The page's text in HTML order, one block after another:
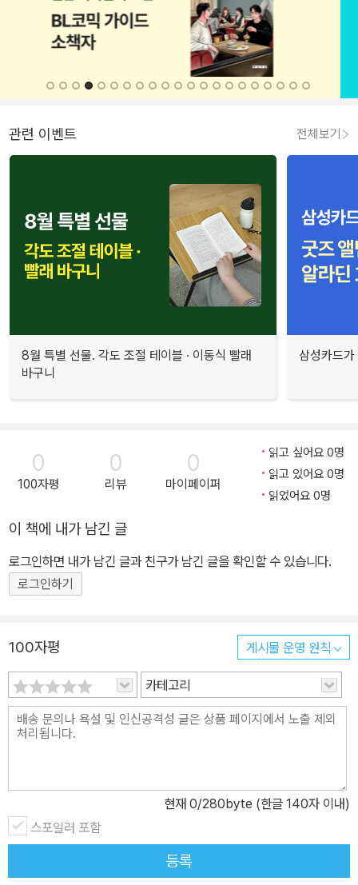
관련 이벤트 전체보기
8월 특별 선물. 각도 조절 테이블 · 이동식 빨래
바구니
삼성카드
0
100자평
0
리뷰
0
마이페이퍼
읽고 싶어요 0명
읽고 있어요 0명
읽었어요 0명
이 책에 내가 남긴 글
로그인하면 내가 남긴 글과 친구가 남긴 글을 확인할 수 있습니다.
로그인하기
100자평 게시물 운영 원칙
카테고리
현재 0/280byte (한글 140자 이내)
스포일러 포함
등록